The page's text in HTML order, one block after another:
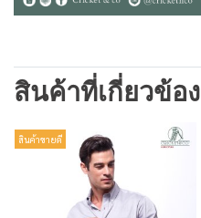
สินค้าที่เกี่ยวข้อง
สินค้าขายดี